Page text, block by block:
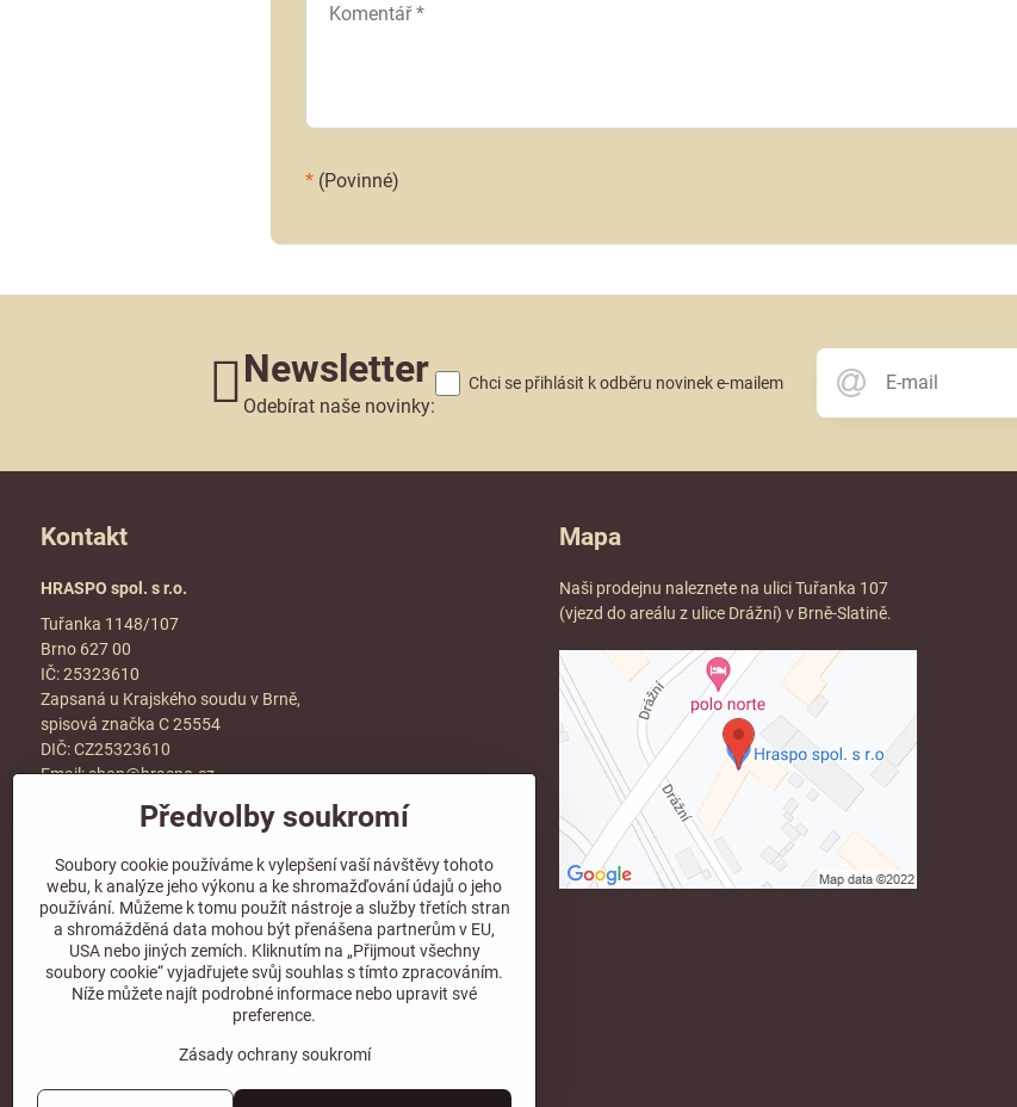
*(Povinné)
Newsletter
Odebírat naše novinky:
Chci se přihlásit k odběru novinek e-mailem
Kontakt
HRASPO spol. s r.o.
Tuřanka 1148/107
Brno 627 00
IČ: 25323610
Zapsaná u Krajského soudu v Brně,
spisová značka C 25554
DIČ: CZ25323610
Email:shop@hraspo.cz
Obchodní podmínky
Více info v sekcikontakt
Sledujte naše sociální sítě!
Mapa
Naši prodejnu naleznete na ulici Tuřanka 107
(vjezd do areálu z ulice Drážní) v Brně-Slatině.
Předvolby soukromí
Soubory cookie používáme k vylepšení vaší návštěvy tohoto
webu, k analýze jeho výkonu a ke shromažďování údajů o jeho
používání. Můžeme k tomu použít nástroje a služby třetích stran
a shromážděná data mohou být přenášena partnerům v EU,
USA nebo jiných zemích. Kliknutím na „Přijmout všechny
soubory cookie“ vyjadřujete svůj souhlas s tímto zpracováním.
Níže můžete najít podrobné informace nebo upravit své
preference.
Zásady ochrany soukromí